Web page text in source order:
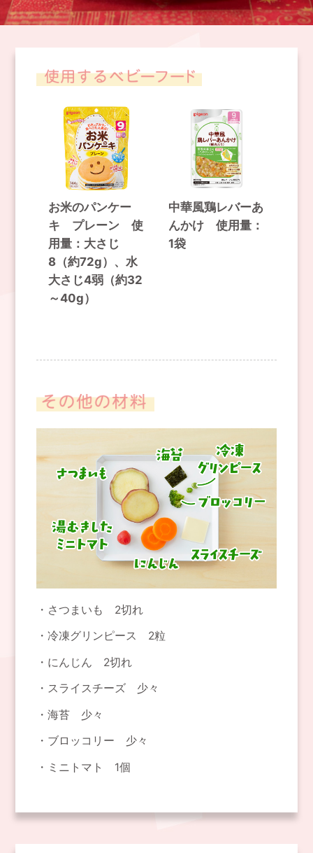
お米のパンケー
キ プレーン 使
用量：大さじ
8（約72g）、水
大さじ4弱（約32
～40g）
中華風鶏レバーあ
んかけ 使用量：
1袋
さつまいも 2切れ
冷凍グリンピース 2粒
にんじん 2切れ
スライスチーズ 少々
海苔 少々
ブロッコリー 少々
ミニトマト 1個